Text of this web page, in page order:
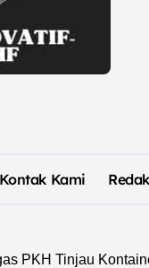
Kontak Kami
PKH Tinjau